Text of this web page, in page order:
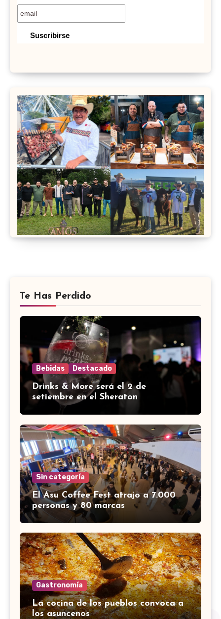
Te Has Perdido
Bebidas Destacado
Drinks & More será el 2 de
setiembre en el Sheraton
Sin categoría
El Asu Coffee Fest atrajo a 7.000
personas y 80 marcas
Gastronomía
La cocina de los pueblos convoca a
los asuncenos